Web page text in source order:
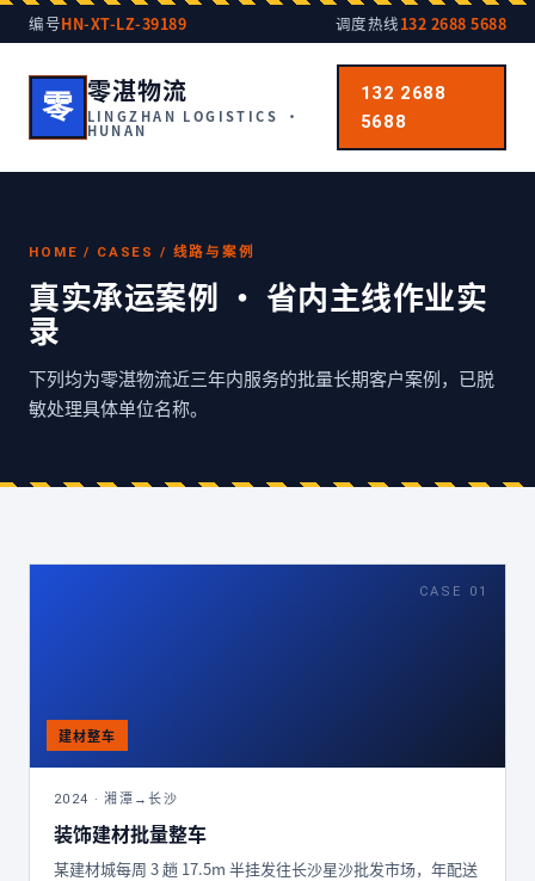
编号HN-XT-LZ-39189 调度热线132 2688 5688
零 零湛物流
LINGZHAN LOGISTICS ·
HUNAN
132 2688
5688
HOME / CASES / 线路与案例
真实承运案例 · 省内主线作业实
录
下列均为零湛物流近三年内服务的批量长期客户案例，已脱
敏处理具体单位名称。
CASE 01
2024 · 湘潭→长沙
装饰建材批量整车
某建材城每周 3 趟 17.5m 半挂发往长沙星沙批发市场，年配送